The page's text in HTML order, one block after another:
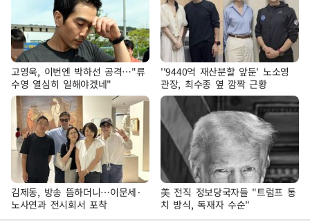
고영욱, 이번엔 박하선 공격…"류
수영 열심히 일해야겠네"
''9440억 재산분할 앞둔' 노소영
관장, 최수종 옆 깜짝 근황
김제동, 방송 뜸하더니…이문세·
노사연과 전시회서 포착
美 전직 정보당국자들 "트럼프 통
치 방식, 독재자 수순"